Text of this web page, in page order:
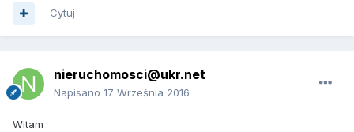
Cytuj
nieruchomosci@ukr.net
Napisano 17 Września 2016
Witam